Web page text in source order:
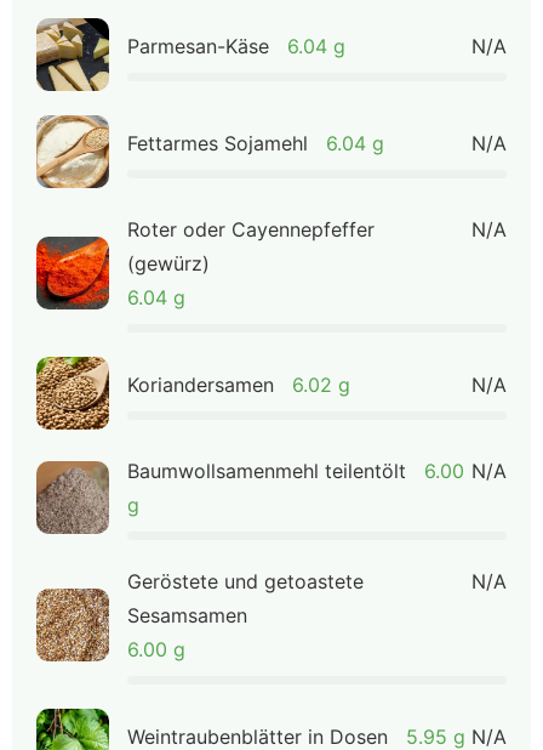
Parmesan-Käse 6.04 g N/A
Fettarmes Sojamehl 6.04 g N/A
Roter oder Cayennepfeffer
(gewürz)
6.04 g
N/A
Koriandersamen 6.02 g N/A
Baumwollsamenmehl teilentölt
6.00
g
N/A
Geröstete und getoastete
Sesamsamen
6.00 g
N/A
Weintraubenblätter in Dosen 5.95 g N/A